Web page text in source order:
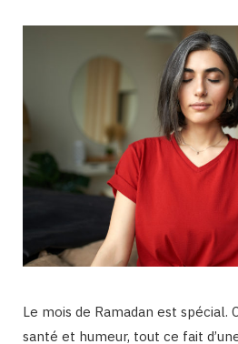
Le mois de Ramadan est spécial.
santé et humeur, tout ce fait